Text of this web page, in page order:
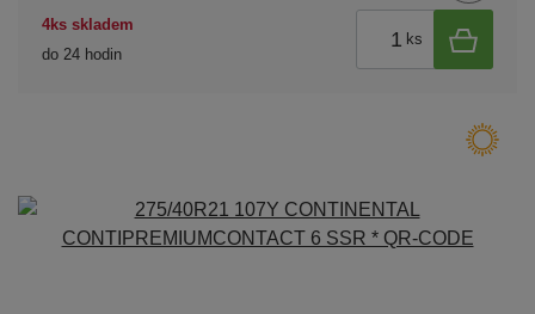
4ks skladem
do 24 hodin
ks